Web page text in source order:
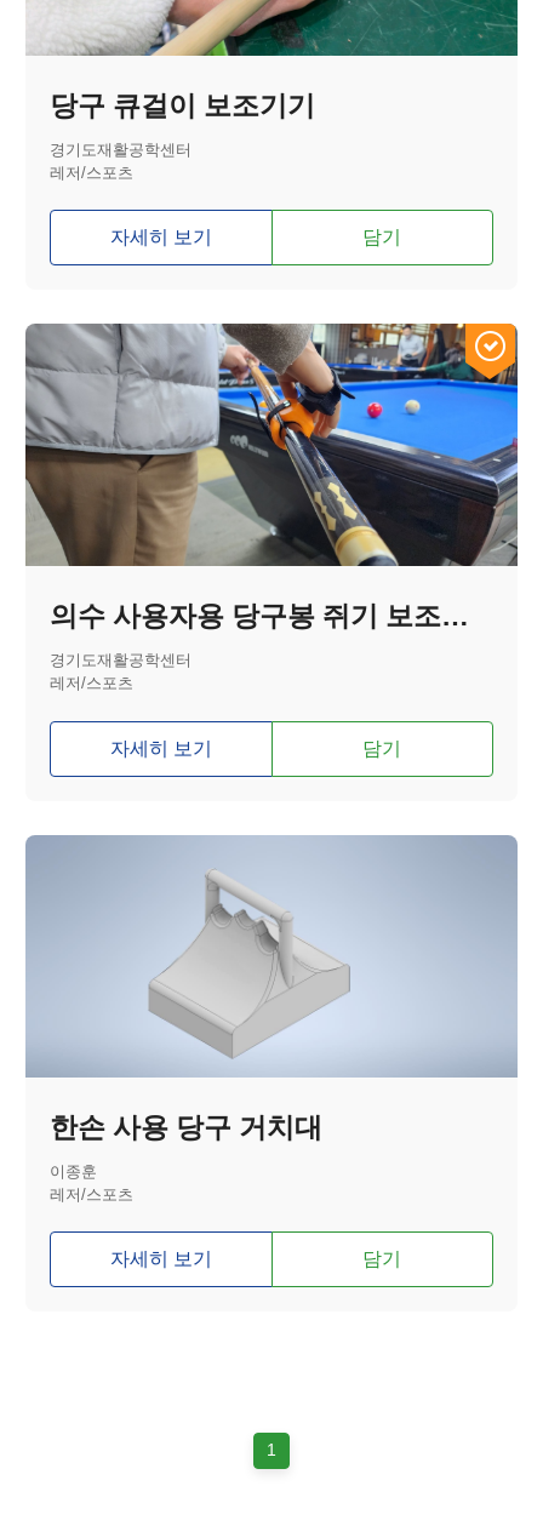
당구 큐걸이 보조기기
경기도재활공학센터
레저/스포츠
자세히 보기 담기
의수 사용자용 당구봉 쥐기 보조기기
경기도재활공학센터
레저/스포츠
자세히 보기 담기
한손 사용 당구 거치대
이종훈
레저/스포츠
자세히 보기 담기
1